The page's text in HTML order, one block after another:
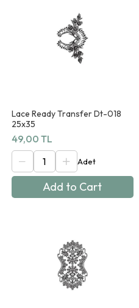
Lace Ready Transfer Dt-018
25x35
49,00 TL
Add to Cart